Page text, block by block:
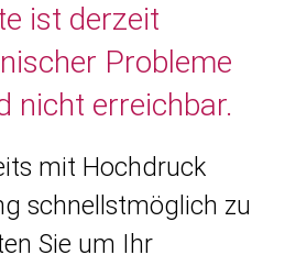
ist derzeit
Probleme
nicht erreichbar.
mit Hochdruck
schnellstmöglich zu
Sie um Ihr